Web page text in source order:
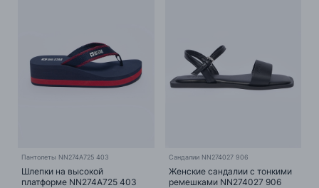
Пантолеты NN274A725 403
Шлепки на высокой
платформе NN274A725 403
Сандалии NN274027 906
Женские сандалии с тонкими
ремешками NN274027 906